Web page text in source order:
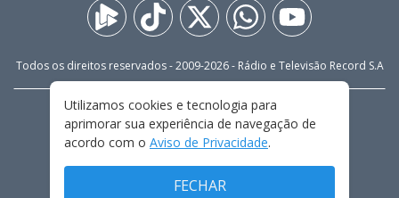
Todos os direitos reservados - 2009-2026- Rádio e Televisão Record S.A
FALE CONOSCO
PRIVACIDADE
TERMOS E CONDIÇÕES DE USO
Utilizamos cookies e tecnologia para
aprimorar sua experiência de navegação de
acordo com o Aviso de Privacidade.
FECHAR